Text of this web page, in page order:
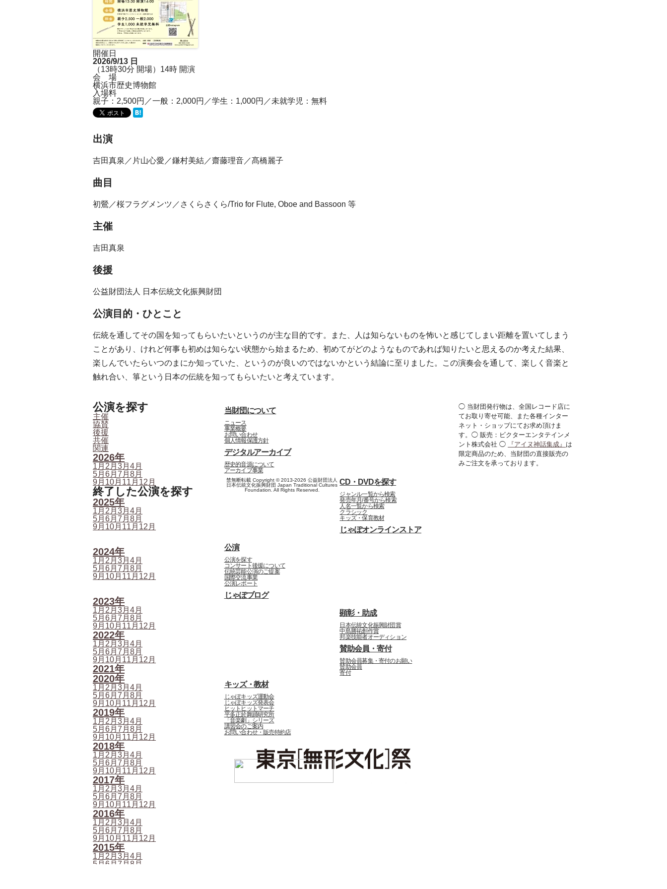
開催日
2026/9/13 日
（13時30分 開場）14時 開演
会 場
横浜市歴史博物館
入場料
親子：2,500円／一般：2,000円／学生：1,000円／未就学児：無料
出演
吉田真泉／片山心愛／鎌村美結／齋藤理音／髙橋麗子
曲目
初鶯／桜フラグメンツ／さくらさくら/Trio for Flute, Oboe and Bassoon 等
主催
吉田真泉
後援
公益財団法人 日本伝統文化振興財団
公演目的・ひとこと
伝統を通してその国を知ってもらいたいというのが主な目的です。また、人は知らないものを怖いと感じてしまい距離を置いてしまう
ことがあり、けれど何事も初めは知らない状態から始まるため、初めてがどのようなものであれば知りたいと思えるのか考えた結果、
楽しんでいたらいつのまにか知っていた、というのが良いのではないかという結論に至りました。この演奏会を通して、楽しく音楽と
触れ合い、箏という日本の伝統を知ってもらいたいと考えています。
公演を探す
主催
協賛
後援
共催
関連
2026年
1月 2月 3月 4月
5月 6月 7月 8月
9月 10月 11月 12月
終了した公演を探す
2025年
1月 2月 3月 4月
5月 6月 7月 8月
9月 10月 11月 12月
2024年
1月 2月 3月 4月
5月 6月 7月 8月
9月 10月 11月 12月
2023年
1月 2月 3月 4月
5月 6月 7月 8月
9月 10月 11月 12月
2022年
1月 2月 3月 4月
5月 6月 7月 8月
9月 10月 11月 12月
2021年
2020年
1月 2月 3月 4月
5月 6月 7月 8月
9月 10月 11月 12月
2019年
1月 2月 3月 4月
5月 6月 7月 8月
9月 10月 11月 12月
2018年
1月 2月 3月 4月
5月 6月 7月 8月
9月 10月 11月 12月
2017年
1月 2月 3月 4月
5月 6月 7月 8月
9月 10月 11月 12月
2016年
1月 2月 3月 4月
5月 6月 7月 8月
9月 10月 11月 12月
2015年
1月 2月 3月 4月
5月6月7月 8月
当財団について
ニュース
事業概要
お問い合わせ
個人情報保護方針
デジタルアーカイブ
歴史的音源について
アーカイブ事業
CD・DVDを探す
ジャンル一覧から検索
発売年月/番号から検索
人名一覧から検索
クラシック
キッズ・保育教材
じゃぽオンラインストア
公演
公演を探す
コンサート後援について
伝統芸能公演のご提案
国際交流事業
公演レポート
じゃぽブログ
顕彰・助成
日本伝統文化振興財団賞
中島勝祐創作賞
邦楽技能者オーディション
賛助会員・寄付
賛助会員募集・寄付のお願い
賛助会員
寄付
キッズ・教材
じゃぽキッズ運動会
じゃぽキッズ発表会
ヒットヒットマーチ
平多正於舞踊研究所
「音楽劇」シリーズ
講習会のご案内
お問い合わせ・販売特約店
ニュース
ピックアップ
レポート
◯ 当財団発行物は、全国レコード店に
てお取り寄せ可能、また各種インター
ネット・ショップにてお求め頂けま
す。◯ 販売：ビクターエンタテインメ
ント株式会社 ◯
『アイヌ神話集成』 は
限定商品のため、当財団の直接販売の
みご注文を承っております。
禁無断転載 Copyright © 2013-2026 公益財団法人
日本伝統文化振興財団 Japan Traditional Cultures
Foundation. All Rights Reserved.